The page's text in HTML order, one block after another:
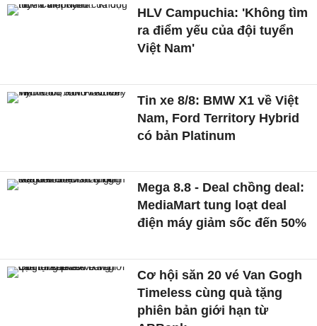
HLV Campuchia: 'Không tìm
ra điểm yếu của đội tuyển
Việt Nam'
Tin xe 8/8: BMW X1 về Việt
Nam, Ford Territory Hybrid
có bản Platinum
Mega 8.8 - Deal chồng deal:
MediaMart tung loạt deal
điện máy giảm sốc đến 50%
Cơ hội săn 20 vé Van Gogh
Timeless cùng quà tặng
phiên bản giới hạn từ